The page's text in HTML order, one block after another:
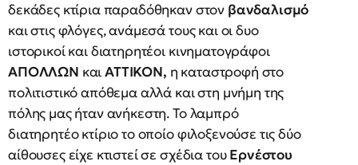
δεκάδες κτίρια παραδόθηκαν στον βανδαλισμό
και στις φλόγες, ανάμεσά τους και οι δυο
ιστορικοί και διατηρητέοι κινηματογράφοι
ΑΠΟΛΛΩΝ καιΑΤΤΙΚΟΝ, η καταστροφή στο
πολιτιστικό απόθεμα αλλά και στη μνήμη της
πόλης μας ήταν ανήκεστη. Το λαμπρό
διατηρητέο κτίριο το οποίο φιλοξενούσε τις δύο
αίθουσες είχε κτιστεί σε σχέδια τουΕρνέστου